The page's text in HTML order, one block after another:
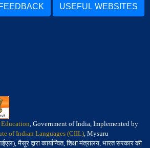
FEEDBACK USEFUL WEBSITES
, Government of India, Implemented by
of Indian Languages (CIIL), Mysuru
मैसूर द्वारा कार्यान्वित, शिक्षा मंत्रालय, भारत सरकार की